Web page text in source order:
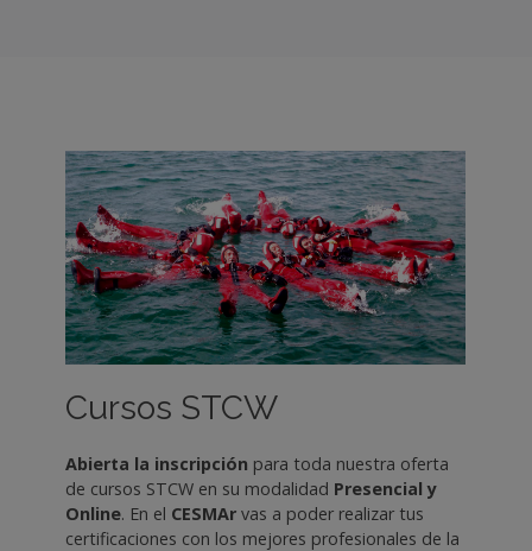
Cursos STCW
Abierta la inscripción para toda nuestra oferta
de cursos STCW en su modalidad Presencial y
Online. En el CESMAr vas a poder realizar tus
certificaciones con los mejores profesionales de la